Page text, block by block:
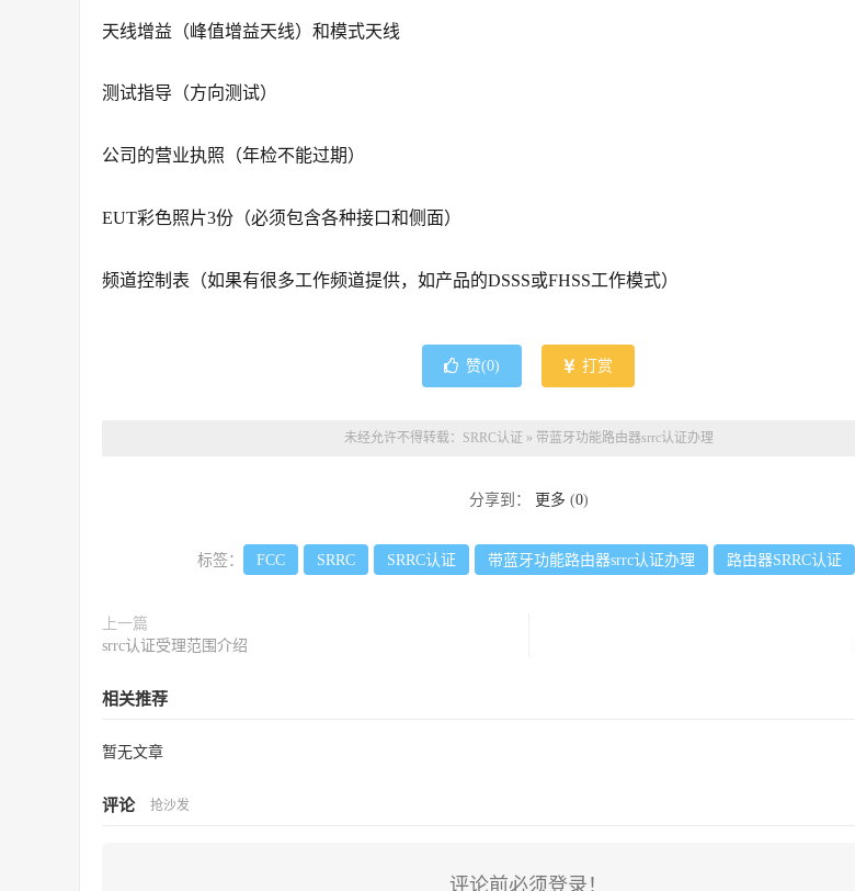
天线增益（峰值增益天线）和模式天线
测试指导（方向测试）
公司的营业执照（年检不能过期）
EUT彩色照片3份（必须包含各种接口和侧面）
频道控制表（如果有很多工作频道提供，如产品的DSSS或FHSS工作模式）
赞(0) 打赏
未经允许不得转载： SRRC认证 » 带蓝牙功能路由器srrc认证办理
分享到： 更多 (0)
标签： FCC SRRC SRRC认证 带蓝牙功能路由器srrc认证办理 路由器SRRC认证
上一篇
srrc认证受理范围介绍
相关推荐
暂无文章
评论 抢沙发
评论前必须登录！